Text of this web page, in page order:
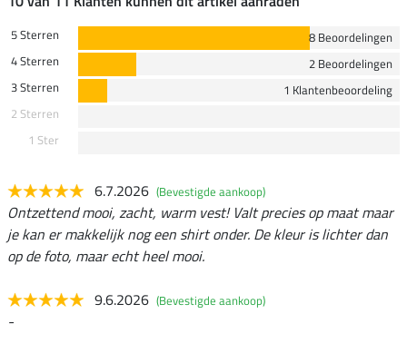
5 Sterren
8 Beoordelingen
4 Sterren
2 Beoordelingen
3 Sterren
1 Klantenbeoordeling
2 Sterren
1 Ster
6.7.2026 (Bevestigde aankoop)
Ontzettend mooi, zacht, warm vest! Valt precies op maat maar
je kan er makkelijk nog een shirt onder. De kleur is lichter dan
op de foto, maar echt heel mooi.
9.6.2026 (Bevestigde aankoop)
-